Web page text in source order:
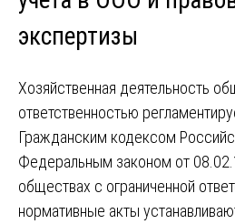
экспертизы
Хозяйственная деятельность
ответственностью
Гражданским кодексом
Федеральным законом от
обществах с ограниченной
нормативные акты